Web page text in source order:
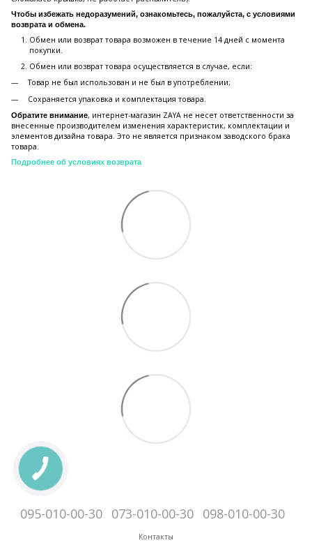
Чтобы избежать недоразумений, ознакомьтесь, пожалуйста, с условиями
возврата и обмена.
Обмен или возврат товара возможен в течение 14 дней с момента
покупки.
Обмен или возврат товара осуществляется в случае, если:
Товар не был использован и не был в употреблении;
Сохраняется упаковка и комплектация товара.
Обратите внимание, интернет-магазин ZAYA не несет ответственности за
внесенные производителем изменения характеристик, комплектации и
элементов дизайна товара. Это не является признаком заводского брака
товара.
Подробнее об условиях возврата
095-010-00-30 073-010-00-30 098-010-00-30
Контакты